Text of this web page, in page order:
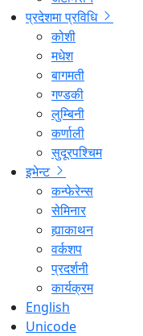
प्रदेशमा प्रविधि
कोशी
मधेश
बागमती
गण्डकी
लुम्बिनी
कर्णाली
सुदूरपश्चिम
इभेन्ट
कन्फेरेन्स
सेमिनार
ह्याकाथन
वर्कशप
प्रदर्शनी
कार्यक्रम
English
Unicode